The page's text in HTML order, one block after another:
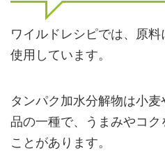
ワイルドレシピでは、原
使用しています。
タンパク加水分解物は小
品の一種で、うまみやコ
ことがあります。